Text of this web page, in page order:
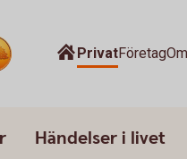
PrivatFöretag
Händelser i livet